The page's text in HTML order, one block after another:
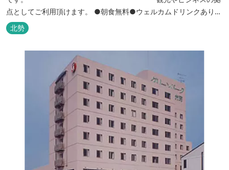
点としてご利用頂けます。 ●朝食無料●ウェルカムドリンクあり●
全館無線ＬＡＮ対応● ●バリアフリー対応のユニバーサルルームあ
り●
北勢